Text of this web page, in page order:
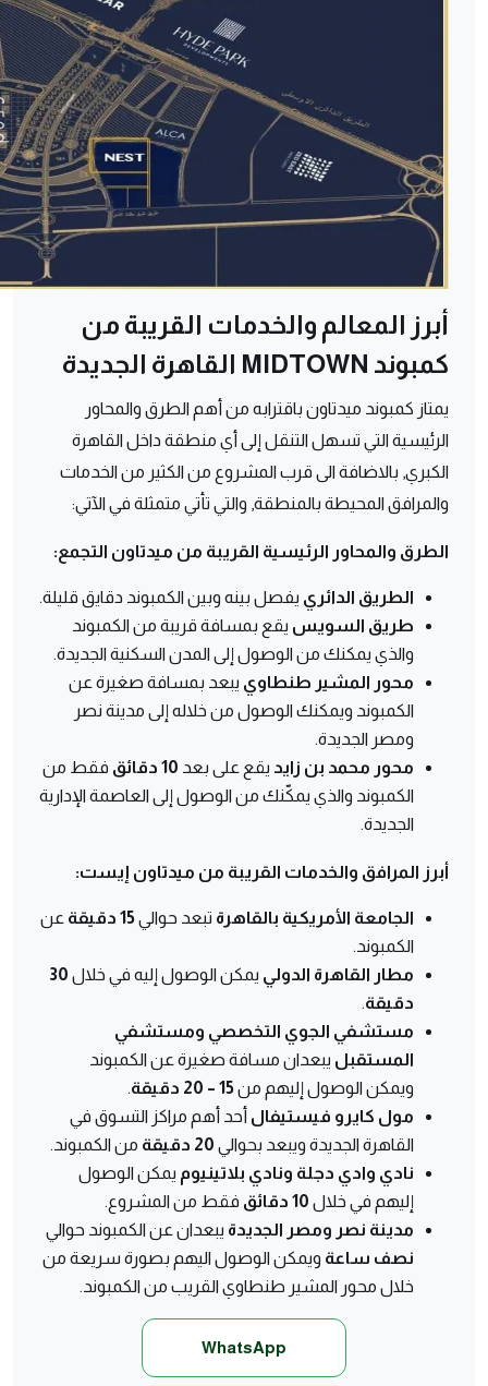
أبرز المعالم والخدمات القريبة من
كمبوند MIDTOWN القاهرة الجديدة
يمتاز كمبوند ميدتاون باقترابه من أهم الطرق والمحاور
الرئيسية التي تسهل التنقل إلى أي منطقة داخل القاهرة
الكبري, بالاضافة الى قرب المشروع من الكثير من الخدمات
والمرافق المحيطة بالمنطقة, والتي تأتي متمثلة في الآتي:
الطرق والمحاور الرئيسية القريبة من ميدتاون التجمع:
الطريق الدائري يفصل بينه وبين الكمبوند دقايق قليلة.
طريق السويس يقع بمسافة قريبة من الكمبوند
والذي يمكنك من الوصول إلى المدن السكنية الجديدة.
محور المشير طنطاوي يبعد بمسافة صغيرة عن
الكمبوند ويمكنك الوصول من خلاله إلى مدينة نصر
ومصر الجديدة.
محور محمد بن زايد يقع على بعد
فقط من
الكمبوند والذي يمكّنك من الوصول إلى العاصمة الإدارية
الجديدة.
أبرز المرافق والخدمات القريبة من ميدتاون إيست:
الجامعة الأمريكية بالقاهرة تبعد حوالي15 دقيقة
عن
الكمبوند.
مطار القاهرة الدولي يمكن الوصول إليه في خلال 30
دقيقة.
مستشفي الجوي التخصصي ومستشفي
المستقبل يبعدان مسافة صغيرة عن الكمبوند
ويمكن الوصول إليهم من15 – 20 دقيقة
.
مول كايرو فيستيفال أحد أهم مراكز التسوق في
القاهرة الجديدة ويبعد بحوالي
من الكمبوند.
نادي وادي دجلة ونادي بلاتينيوم يمكن الوصول
إليهم في خلال 10 دقائق
فقط من المشروع.
مدينة نصر ومصر الجديدة يبعدان عن الكمبوند حوالي
نصف ساعة ويمكن الوصول اليهم بصورة سريعة من
خلال محور المشير طنطاوي القريب من الكمبوند.
WhatsApp